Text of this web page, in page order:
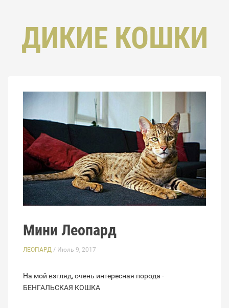
ДИКИЕ КОШКИ
Мини Леопард
ЛЕОПАРД / Июль 9, 2017
На мой взгляд, очень интересная порода -
БЕНГАЛЬСКАЯ КОШКА